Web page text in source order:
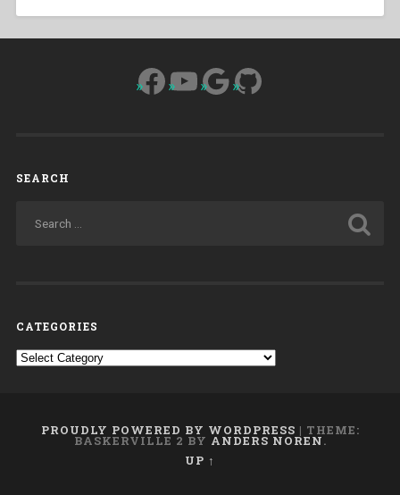
Facebook
YouTube
Google
GitHub
SEARCH
CATEGORIES
Categories
PROUDLY POWERED BY WORDPRESS | THEME:
BASKERVILLE 2 BY ANDERS NOREN.
UP ↑